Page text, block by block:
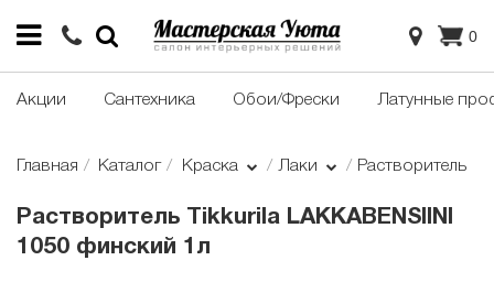
0
Акции Сантехника Обои/Фрески Латунные
Главная Каталог Краска Лаки Растворитель
Растворитель Tikkurila LAKKABENSIINI
1050 финский 1л